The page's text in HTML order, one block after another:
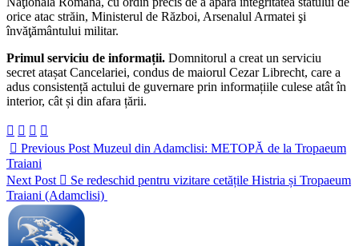
orice atac străin, Ministerul de Război, Arsenalul Armatei şi
învăţământului militar.
Primul serviciu de informații. Domnitorul a creat un serviciu
secret atașat Cancelariei, condus de maiorul Cezar Librecht, care a
adus consistență actului de guvernare prin informațiile culese atât în
interior, cât și din afara țării.
Previous Post Muzeul din Adamclisi: METOPĂ de la Tropaeum
Traiani
Next Post
Se redeschid pentru vizitare cetățile Histria și Tropaeum
Traiani (Adamclisi)